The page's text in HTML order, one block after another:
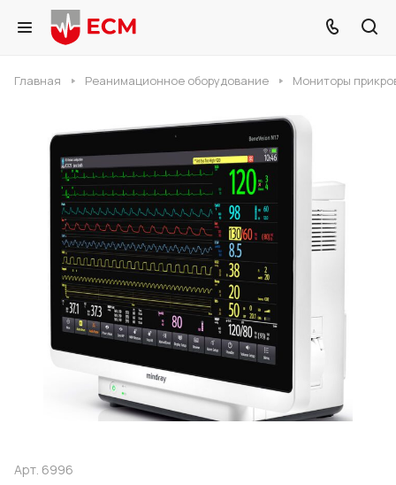
Главная Реанимационное оборудование Мониторы
Арт. 6996